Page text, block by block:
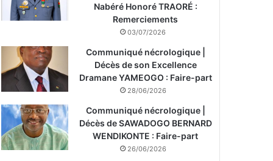
Nabéré Honoré TRAORÉ :
Remerciements
03/07/2026
Communiqué nécrologique |
Décès de son Excellence
Dramane YAMEOGO : Faire-part
28/06/2026
Communiqué nécrologique |
Décès de SAWADOGO BERNARD
WENDIKONTE : Faire-part
26/06/2026